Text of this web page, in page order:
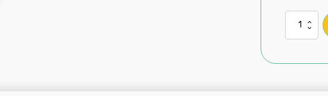
ilość
Regulowane
stóp